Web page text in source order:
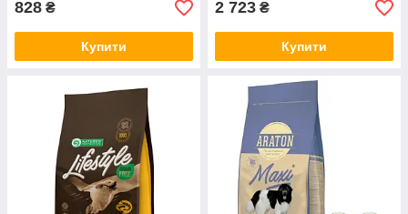
828 ₴
Купити
2 723 ₴
Купити